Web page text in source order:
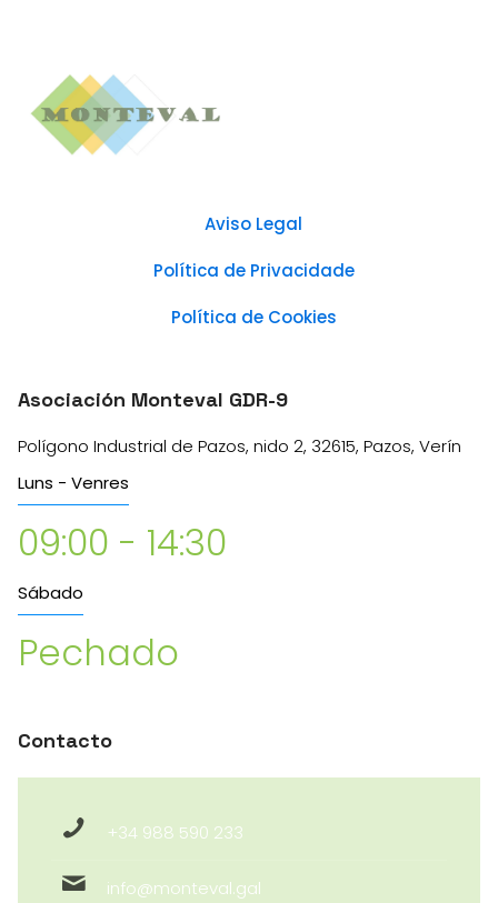
Aviso Legal
Política de Privacidade
Política de Cookies
Asociación Monteval GDR-9
Polígono Industrial de Pazos, nido 2, 32615, Pazos, Verín
Luns - Venres
09:00 - 14:30
Sábado
Pechado
Contacto
+34 988 590 233
info@monteval.gal